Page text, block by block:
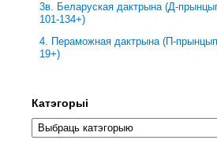
3в. Беларуская дактрына (Д-
101-134+)
4. Пераможная дактрына (П-
19+)
Катэгорыі